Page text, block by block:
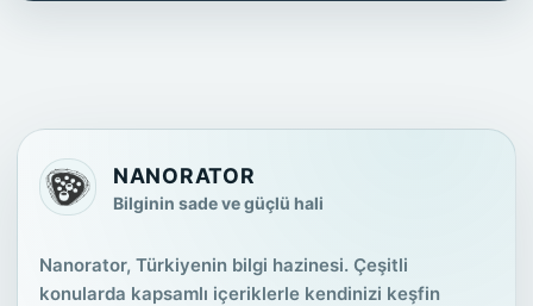
NANORATOR
Bilginin sade ve güçlü hali
Nanorator, Türkiyenin bilgi hazinesi. Çeşitli
konularda kapsamlı içeriklerle kendinizi keşfin